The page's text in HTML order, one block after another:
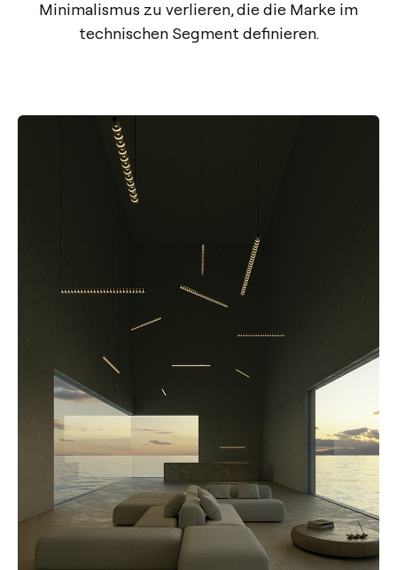
Minimalismus zu verlieren, die die Marke im
technischen Segment definieren.